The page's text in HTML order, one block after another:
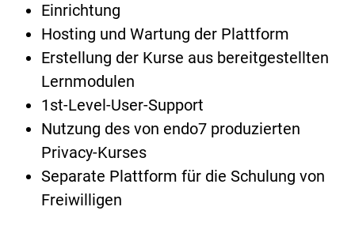
Einrichtung
Hosting und Wartung der Plattform
Erstellung der Kurse aus bereitgestellten
Lernmodulen
1st-Level-User-Support
Nutzung des von endo7 produzierten
Privacy-Kurses
Separate Plattform für die Schulung von
Freiwilligen